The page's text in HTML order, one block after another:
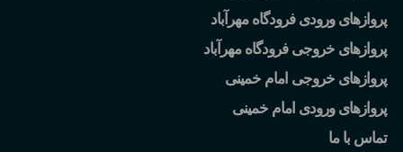
پروازهای ورودی فرودگاه مهرآباد
پروازهای خروجی فرودگاه مهرآباد
پروازهای خروجی امام خمینی
پروازهای ورودی امام خمینی
تماس با ما